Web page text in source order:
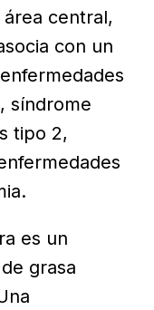
central,
con un
síndrome
tipo 2,
es un
grasa